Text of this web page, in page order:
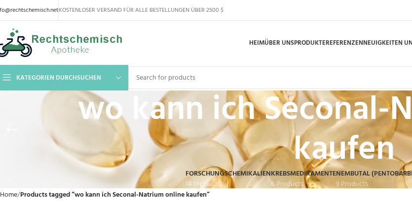
KOSTENLOSER VERSAND FÜR ALLE BESTELLUNGEN ÜBER 2500 $
HEIMÜBER UNSPRODUKTEREFERENZENNEUIGKEITEN
KATEGORIEN DURCHSUCHEN
wo kann ich Seconal-
kaufen
FORSCHUNGSCHEMIKALIEN
14 Products
KREBSMEDIKAMENTE
8 Products
NEMBUTAL
9 Products
Home Products tagged “wo kann ich Seconal-Natrium online kaufen”